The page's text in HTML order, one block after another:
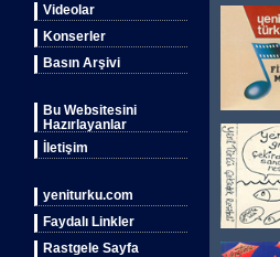
Videolar
Konserler
Basın Arşivi
Bu Websitesini
Hazırlayanlar
İletişim
yeniturku.com
Faydalı Linkler
Rastgele Sayfa